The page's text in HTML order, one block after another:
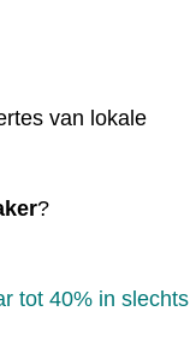
van lokale
?
tot 40% in slechts